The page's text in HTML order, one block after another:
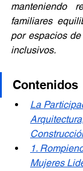
manteniendo
familiares
por espacios
inclusivos.
Contenidos
La
1.
Mujeres